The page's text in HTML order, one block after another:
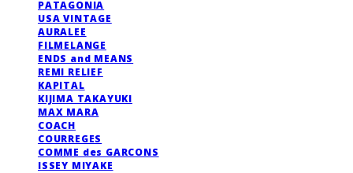
PATAGONIA
USA VINTAGE
AURALEE
FILMELANGE
ENDS and MEANS
REMI RELIEF
KAPITAL
KIJIMA TAKAYUKI
MAX MARA
COACH
COURREGES
COMME des GARCONS
ISSEY MIYAKE